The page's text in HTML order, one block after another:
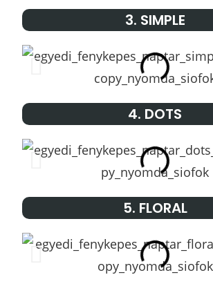
3. SIMPLE
4. DOTS
5. FLORAL